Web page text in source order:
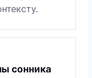
сонника